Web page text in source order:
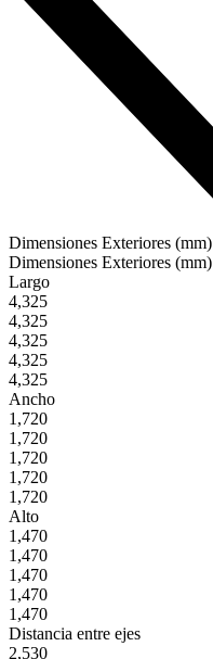
Dimensiones Exteriores (mm)
Dimensiones Exteriores (mm)
Largo
4,325
4,325
4,325
4,325
4,325
Ancho
1,720
1,720
1,720
1,720
1,720
Alto
1,470
1,470
1,470
1,470
1,470
Distancia entre ejes
2,530